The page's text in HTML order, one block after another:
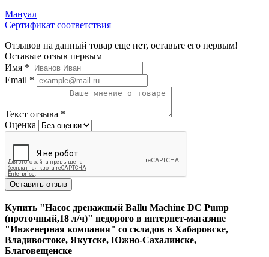
Мануал
Сертификат соответствия
Отзывов на данный товар еще нет, оставьте его первым!
Оставьте отзыв первым
Имя *
Email *
Текст отзыва *
Оценка
Оставить отзыв
Купить "Насос дренажный Ballu Machine DC Pump
(проточный,18 л/ч)" недорого в интернет-магазине
"Инженерная компания" со складов в Хабаровске,
Владивостоке, Якутске, Южно-Сахалинске,
Благовещенске